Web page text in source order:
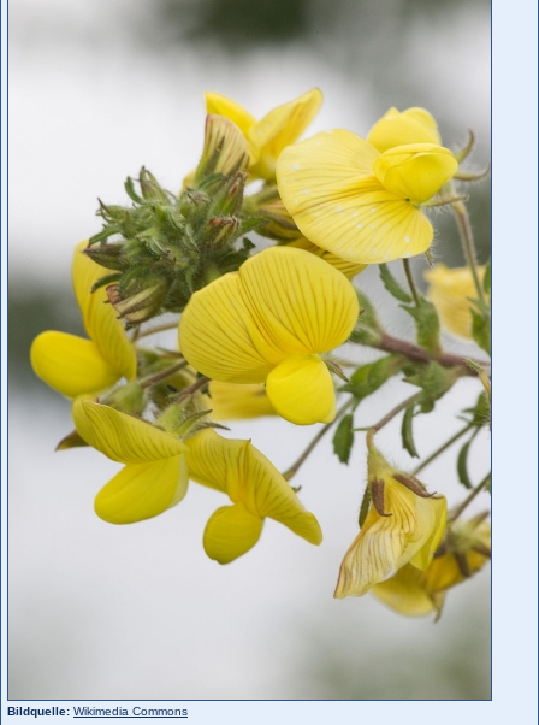
Bildquelle: Wikimedia Commons